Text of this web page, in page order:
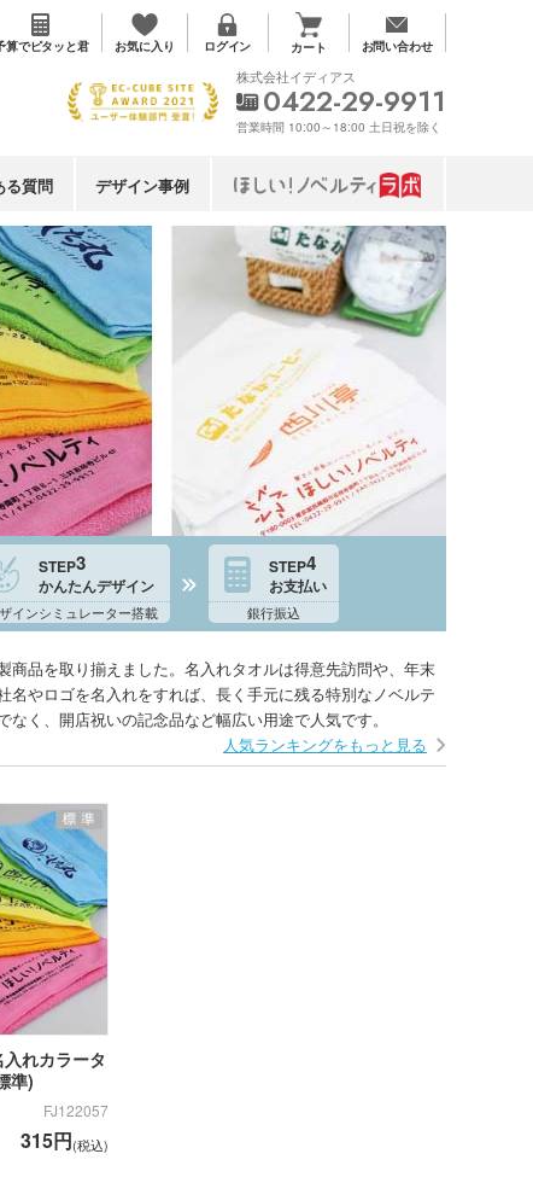
算でピタッと君 お気に入り ログイン カート お問い合わせ
る質問 デザイン事例
株式会社イディアス
0422-29-9911
営業時間 10:00～18:00 土日祝を除く
商品を取り揃えました。名入れタオルは得意先訪問や、年末
やロゴを名入れをすれば、長く手元に残る特別なノベルテ
く、開店祝いの記念品など幅広い用途で人気です。
STEP3
かんたんデザイン
インシミュレーター搭載
STEP4
お支払い
銀行振込
人気ランキングをもっと見る
入れカラータ
準)
FJ122057
315円(税込)